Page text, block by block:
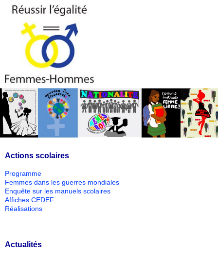
Actions scolaires
Programme
Femmes dans les guerres mondiales
Enquête sur les manuels scolaires
Affiches CEDEF
Réalisations
Actualités